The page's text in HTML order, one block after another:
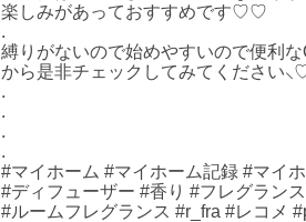
楽しみがあっておすすめです♡♡
.
縛りがないので始めやすいので便利な
から是非チェックしてみてください‪
.
.
.
.
#マイホーム #マイホーム記録 #マイ
#ディフューザー #香り #フレグラン
#ルームフレグランス #r_fra #レコメ